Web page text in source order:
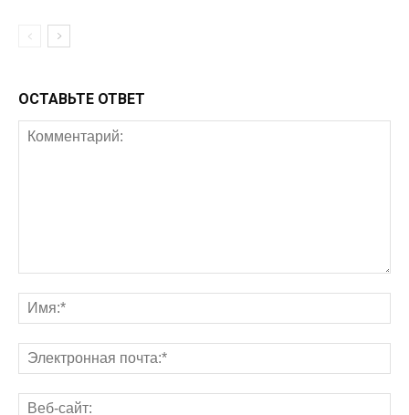
ОСТАВЬТЕ ОТВЕТ